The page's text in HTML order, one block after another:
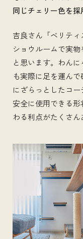
同じチェリー色を採
吉良さん「ベリティ
ショウルームで実
と思います。わん
も実際に足を運ん
にざらっとしたコ
安全に使用できる
わる利点がたくさん